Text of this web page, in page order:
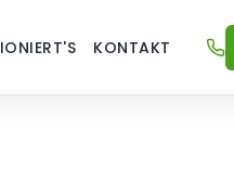
KONTAKT